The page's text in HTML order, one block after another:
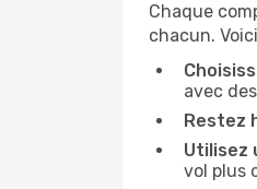
Chaque
chacun.
avec
Restez
Utilisez
vol plus